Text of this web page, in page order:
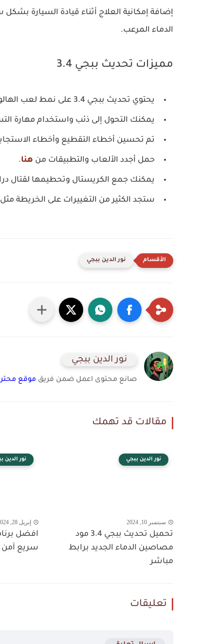
إضافة إمكانية العلاج أثناء قيادة السيارة
الدماء المرعب.
مميزات تحديث ببجي 3.4
يحتوي تحديث ببجي 3.4 على نمط لعب الهالوين بين اللاعبين على شكل مصاصي الدماء وذئاب.
يمكنك التحول إلى ذئب واستخدام مهارة
تم تحسين أخطاء التقطيع وأخطاء
حمل أجدد الألعاب والتطبيقات من هنا.
يمكنك جمع الكريستال وتحطيمها لقتال
ستجد الكثير من التغييرات على الخريطة مثل
نور الدين ببجي
نور الدين ببجي
صانع محتوى اعمل ضمن فريق موقع
مقالات قد تهمك
نور الدين ببجي
سبتمبر 10, 2024
تحميل تحديث ببجي 3.4 مود
مصاصين الدماء الجديد برابط
مباشر
نور الدين
إبريل 28, 2024
سريع آمن
تعليقات